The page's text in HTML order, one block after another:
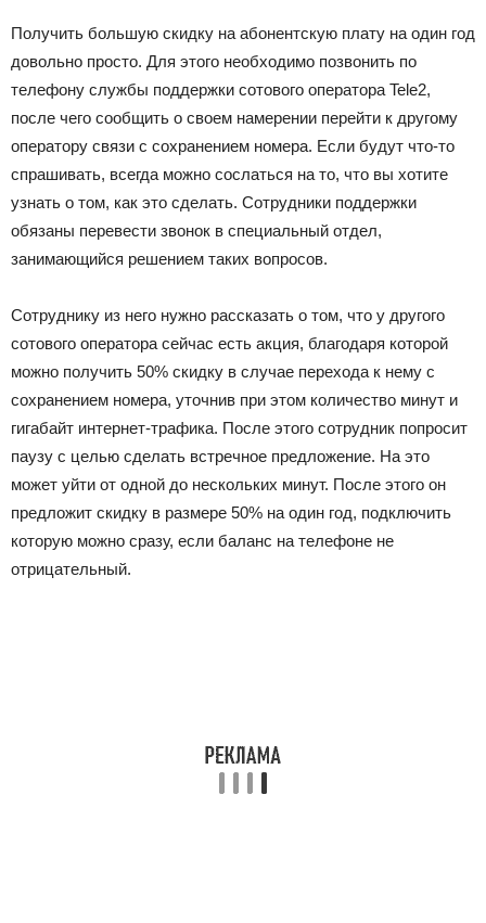
Получить большую скидку на абонентскую плату на один год
довольно просто. Для этого необходимо позвонить по
телефону службы поддержки сотового оператора Tele2,
после чего сообщить о своем намерении перейти к другому
оператору связи с сохранением номера. Если будут что-то
спрашивать, всегда можно сослаться на то, что вы хотите
узнать о том, как это сделать. Сотрудники поддержки
обязаны перевести звонок в специальный отдел,
занимающийся решением таких вопросов.
Сотруднику из него нужно рассказать о том, что у другого
сотового оператора сейчас есть акция, благодаря которой
можно получить 50% скидку в случае перехода к нему с
сохранением номера, уточнив при этом количество минут и
гигабайт интернет-трафика. После этого сотрудник попросит
паузу с целью сделать встречное предложение. На это
может уйти от одной до нескольких минут. После этого он
предложит скидку в размере 50% на один год, подключить
которую можно сразу, если баланс на телефоне не
отрицательный.